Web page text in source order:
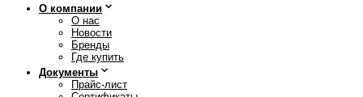
О компании
О нас
Новости
Бренды
Где купить
Документы
Прайс-лист